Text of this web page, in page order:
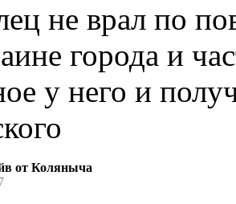
не врал по
города и
у него и
от Коляныча